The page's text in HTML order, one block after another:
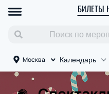
БИЛЕТЫ
Москва Календарь